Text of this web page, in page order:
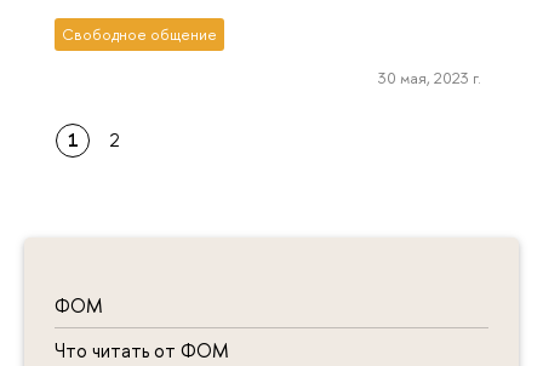
ФОМ
Что читать от ФОМ
Свободное общение
30 мая, 2023 г.
1 2